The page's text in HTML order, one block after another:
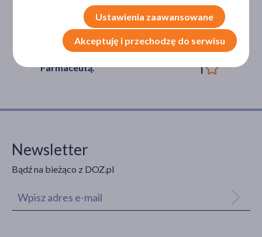
Wsparcie w leczeniu
Farmaceutą.
Newsletter
Bądź na bieżąco z DOZ.pl
Ustawienia zaawansowane
Akceptuję i przechodzę do serwisu